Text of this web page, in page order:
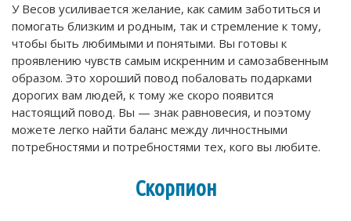
У Весов усиливается желание, как самим заботиться и
помогать близким и родным, так и стремление к тому,
чтобы быть любимыми и понятыми. Вы готовы к
проявлению чувств самым искренним и самозабвенным
образом. Это хороший повод побаловать подарками
дорогих вам людей, к тому же скоро появится
настоящий повод. Вы — знак равновесия, и поэтому
можете легко найти баланс между личностными
потребностями и потребностями тех, кого вы любите.
Скорпион